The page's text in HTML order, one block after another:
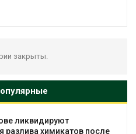
закрыты.
ликвидируют
разлива химикатов после